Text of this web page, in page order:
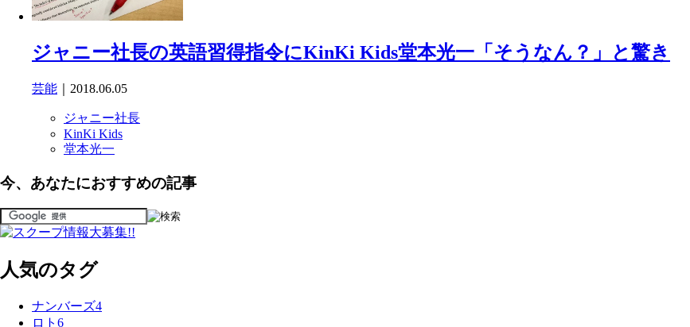
ジャニー社長の英語習得指令にKinKi Kids堂本光一「そうなん？」と驚き
芸能 ｜2018.06.05
ジャニー社長
KinKi Kids
堂本光一
今、あなたにおすすめの記事
人気のタグ
ナンバーズ4
ロト6